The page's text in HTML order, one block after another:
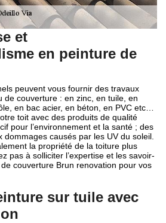
et
en peinture de
peuvent vous fournir des travaux
de couverture : en zinc, en tuile, en
en bac acier, en béton, en PVC etc…
toit avec des produits de qualité
pour l’environnement et la santé ; des
dommages causés par les UV du soleil.
la propriété de la toiture plus
pas à solliciter l’expertise et les savoir-
couverture Brun renovation pour vos
sur tuile avec